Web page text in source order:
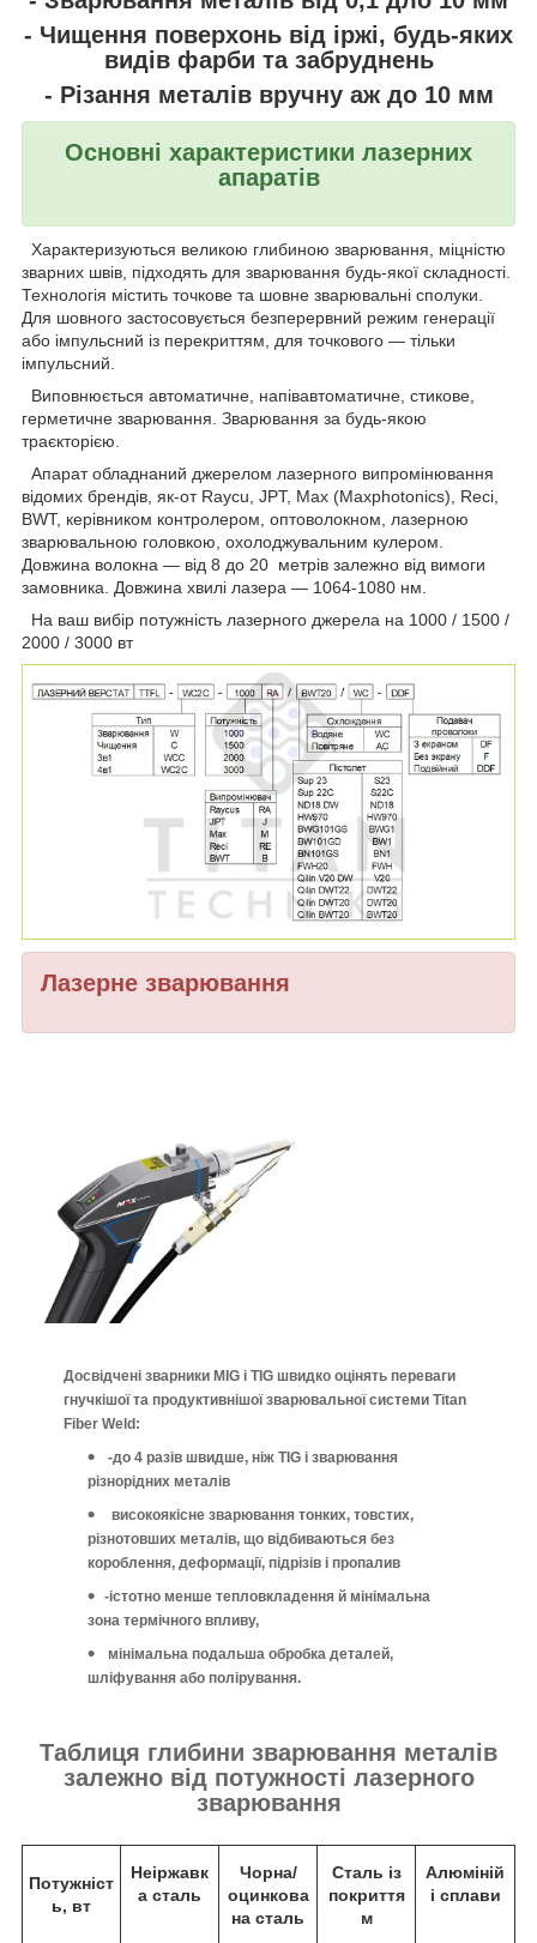
- Чищення поверхонь від іржі, будь-яких
видів фарби та забруднень
- Різання металів вручну аж до 10 мм
Основні характеристики лазерних
апаратів
Характеризуються великою глибиною зварювання, міцністю
зварних швів, підходять для зварювання будь-якої складності.
Технологія містить точкове та шовне зварювальні сполуки.
Для шовного застосовується безперервний режим генерації
або імпульсний із перекриттям, для точкового — тільки
імпульсний.
Виповнюється автоматичне, напівавтоматичне, стикове,
герметичне зварювання. Зварювання за будь-якою
траєкторією.
Апарат обладнаний джерелом лазерного випромінювання
відомих брендів, як-от Raycu, JPT, Max (Maxphotonics), Reci,
BWT, керівником контролером, оптоволокном, лазерною
зварювальною головкою, охолоджувальним кулером.
Довжина волокна — від 8 до 20 метрів залежно від вимоги
замовника. Довжина хвилі лазера — 1064-1080 нм.
На ваш вибір потужність лазерного джерела на 1000 / 1500 /
2000 / 3000 вт
Лазерне зварювання
Досвідчені зварники MIG і TIG швидко оцінять переваги
гнучкішої та продуктивнішої зварювальної системи Titan
Fiber Weld:
-до 4 разів швидше, ніж TIG і зварювання
різнорідних металів
високоякісне зварювання тонких, товстих,
різнотовших металів, що відбиваються без
короблення, деформації, підрізів і пропалив
-істотно менше тепловкладення й мінімальна
зона термічного впливу,
мінімальна подальша обробка деталей,
шліфування або полірування.
Таблиця глибини зварювання металів
залежно від потужності лазерного
зварювання
Потужніст
ь, вт
Неіржавк
а сталь
Чорна/
оцинкова
на сталь
Сталь із
покриття
м
Алюміній
і сплави